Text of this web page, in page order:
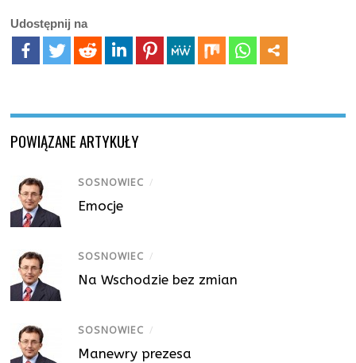
Udostępnij na
POWIĄZANE ARTYKUŁY
SOSNOWIEC /
Emocje
SOSNOWIEC /
Na Wschodzie bez zmian
SOSNOWIEC /
Manewry prezesa